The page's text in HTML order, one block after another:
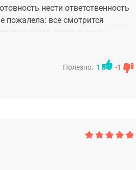
нести ответственность
пожалела: все смотрится
этого пластического
Полезно: 1 -1